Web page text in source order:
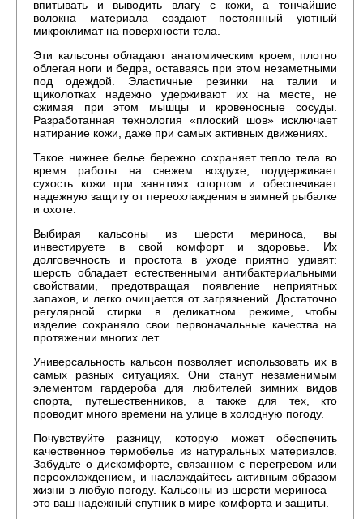
впитывать и выводить влагу с кожи, а тончайшие
волокна материала создают постоянный уютный
микроклимат на поверхности тела.
Эти кальсоны обладают анатомическим кроем, плотно
облегая ноги и бедра, оставаясь при этом незаметными
под одеждой. Эластичные резинки на талии и
щиколотках надежно удерживают их на месте, не
сжимая при этом мышцы и кровеносные сосуды.
Разработанная технология «плоский шов» исключает
натирание кожи, даже при самых активных движениях.
Такое нижнее белье бережно сохраняет тепло тела во
время работы на свежем воздухе, поддерживает
сухость кожи при занятиях спортом и обеспечивает
надежную защиту от переохлаждения в зимней рыбалке
и охоте.
Выбирая кальсоны из шерсти мериноса, вы
инвестируете в свой комфорт и здоровье. Их
долговечность и простота в уходе приятно удивят:
шерсть обладает естественными антибактериальными
свойствами, предотвращая появление неприятных
запахов, и легко очищается от загрязнений. Достаточно
регулярной стирки в деликатном режиме, чтобы
изделие сохраняло свои первоначальные качества на
протяжении многих лет.
Универсальность кальсон позволяет использовать их в
самых разных ситуациях. Они станут незаменимым
элементом гардероба для любителей зимних видов
спорта, путешественников, а также для тех, кто
проводит много времени на улице в холодную погоду.
Почувствуйте разницу, которую может обеспечить
качественное термобелье из натуральных материалов.
Забудьте о дискомфорте, связанном с перегревом или
переохлаждением, и наслаждайтесь активным образом
жизни в любую погоду. Кальсоны из шерсти мериноса –
это ваш надежный спутник в мире комфорта и защиты.